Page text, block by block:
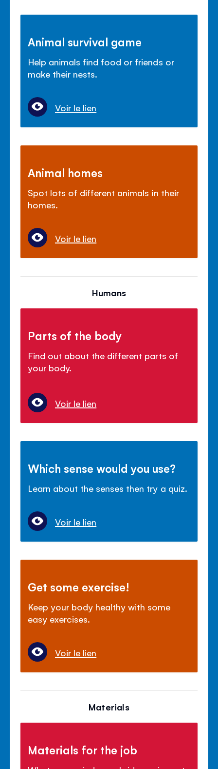
Animal survival game
Help animals find food or friends or
make their nests.
Voir le lien
Animal homes
Spot lots of different animals in their
homes.
Voir le lien
Humans
Parts of the body
Find out about the different parts of
your body.
Voir le lien
Which sense would you use?
Learn about the senses then try a quiz.
Voir le lien
Get some exercise!
Keep your body healthy with some
easy exercises.
Voir le lien
Materials
Materials for the job